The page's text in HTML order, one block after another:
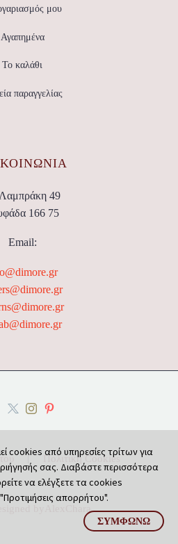
μου
Αγαπημένα
Το καλάθι
παραγγελίας
49
166 75
Email:
Πολιτική Cookies
AlexChara
cookies από υπηρεσίες τρίτων για
σας. Διαβάστε περισσότερα
να ελέγξετε τα cookies
απορρήτου".
ΣΥΜΦΩΝΏ